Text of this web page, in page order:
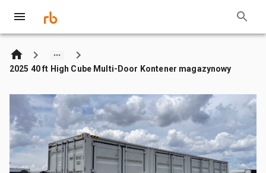
2025 40 ft High Cube Multi-Door Kontener magazynowy